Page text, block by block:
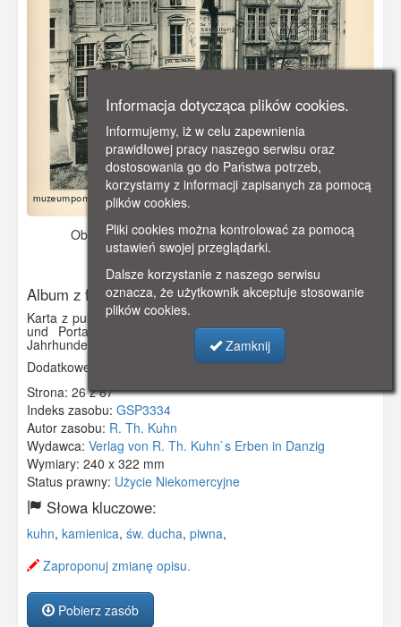
Obraz pochodzi z1901 r.Dodano: 2021-11-17 13:02
Wyświetlono: 2570
Album z fotografiami R.Th. Kuhna
Karta z publikacji „Alt-Danzig (Charakteristiche Giebelbauten
und Portale in Danzig aus der Zeit vom 14. bis 18.
Jahrhundert)”.
Dodatkowe informacje: Piwna 1, Św. Ducha 73
Strona: 26 z 67
Indeks zasobu: GSP3334
Autor zasobu: R. Th. Kuhn
Wydawca: Verlag von R. Th. Kuhn`s Erben in Danzig
Wymiary: 240 x 322 mm
Status prawny: Użycie Niekomercyjne
Słowa kluczowe:
kuhn, kamienica, św. ducha, piwna,
Zaproponuj zmianę opisu.
Pobierz zasób
Informacja dotycząca plików cookies.
Informujemy, iż w celu zapewnienia
prawidłowej pracy naszego serwisu oraz
dostosowania go do Państwa potrzeb,
korzystamy z informacji zapisanych za pomocą
plików cookies.
Pliki cookies można kontrolować za pomocą
ustawień swojej przeglądarki.
Dalsze korzystanie z naszego serwisu
oznacza, że użytkownik akceptuje stosowanie
plików cookies.
Zamknij